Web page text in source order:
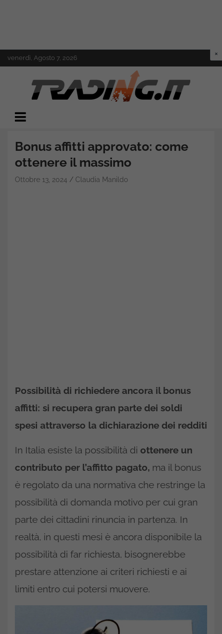
to
venerdì, Agosto 7, 2026
Trading.it
Bonus affitti approvato: come
ottenere il massimo
Ottobre 13, 2024 Claudia Manildo
Possibilità di richiedere ancora il bonus
affitti: si recupera gran parte dei soldi
spesi attraverso la dichiarazione dei redditi
In Italia esiste la possibilità di ottenere un
contributo per l’affitto pagato, ma il bonus
è regolato da una normativa che restringe la
possibilità di domanda motivo per cui gran
parte dei cittadini rinuncia in partenza. In
realtà, in questi mesi è ancora disponibile la
possibilità di far richiesta, bisognerebbe
prestare attenzione ai criteri richiesti e ai
limiti entro cui potersi muovere.